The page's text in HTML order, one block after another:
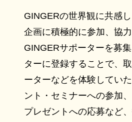
GINGERの世界観に共感
企画に積極的に参加、協
GINGERサポーターを募
ターに登録することで、
ーターなどを体験してい
ント・セミナーへの参加
プレゼントへの応募など